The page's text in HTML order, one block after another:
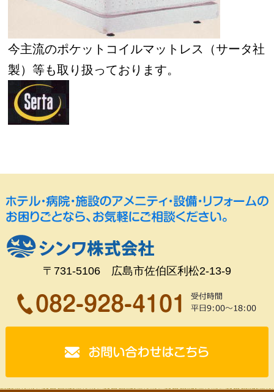
今主流のポケットコイルマットレス（サータ社
製）等も取り扱っております。
〒731-5106 広島市佐伯区利松2-13-9